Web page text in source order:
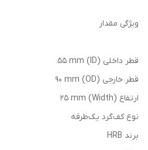
ویژگی مقدار
قطر داخلی (ID) 55 mm
قطر خارجی (OD) 90 mm
ارتفاع (Width) 25 mm
نوع کف‌گرد یک‌طرفه
برند HRB